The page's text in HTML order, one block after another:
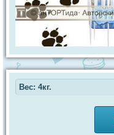
Вес: 4кг.